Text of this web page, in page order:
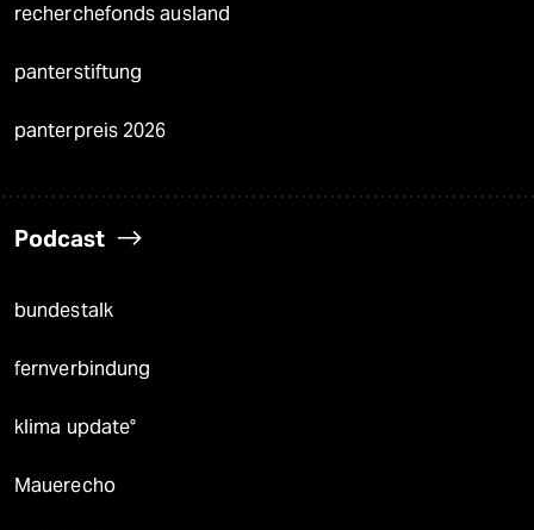
recherchefonds ausland
panterstiftung
panterpreis 2026
Podcast
bundestalk
fernverbindung
klima update°
Mauerecho